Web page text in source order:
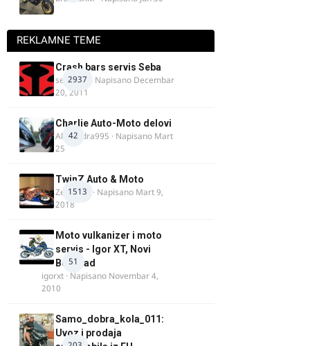
REKLAMNE TEME
2937
Crash bars servis Seba
seba011 · Napisano Decembar
20, 2011
42
Charlie Auto-Moto delovi
Alexandra995 · Napisano Mart
25
1513
TwinZ Auto & Moto
Zeljkamp · Napisano Mart 9,
2018
51
Moto vulkanizer i moto
servis - Igor XT, Novi
Beograd
igorxt · Napisano Novembar 4,
2010
Samo_dobra_kola_011:
Uvoz i prodaja